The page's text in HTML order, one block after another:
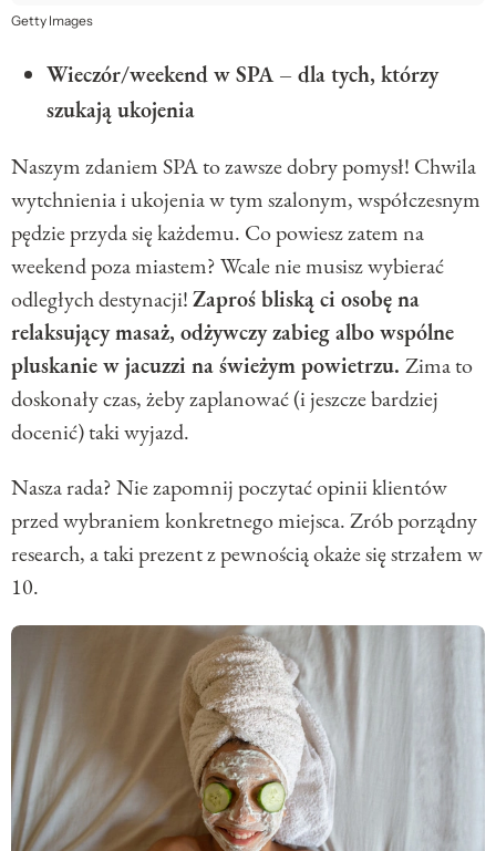
Getty Images
Wieczór/weekend w SPA – dla tych, którzy
szukają ukojenia
Naszym zdaniem SPA to zawsze dobry pomysł! Chwila
wytchnienia i ukojenia w tym szalonym, współczesnym
pędzie przyda się każdemu. Co powiesz zatem na
weekend poza miastem? Wcale nie musisz wybierać
odległych destynacji!Zaproś bliską ci osobę na
relaksujący masaż, odżywczy zabieg albo wspólne
pluskanie w jacuzzi na świeżym powietrzu. Zima to
doskonały czas, żeby zaplanować (i jeszcze bardziej
docenić) taki wyjazd.
Nasza rada? Nie zapomnij poczytać opinii klientów
przed wybraniem konkretnego miejsca. Zrób porządny
research, a taki prezent z pewnością okaże się strzałem w
10.